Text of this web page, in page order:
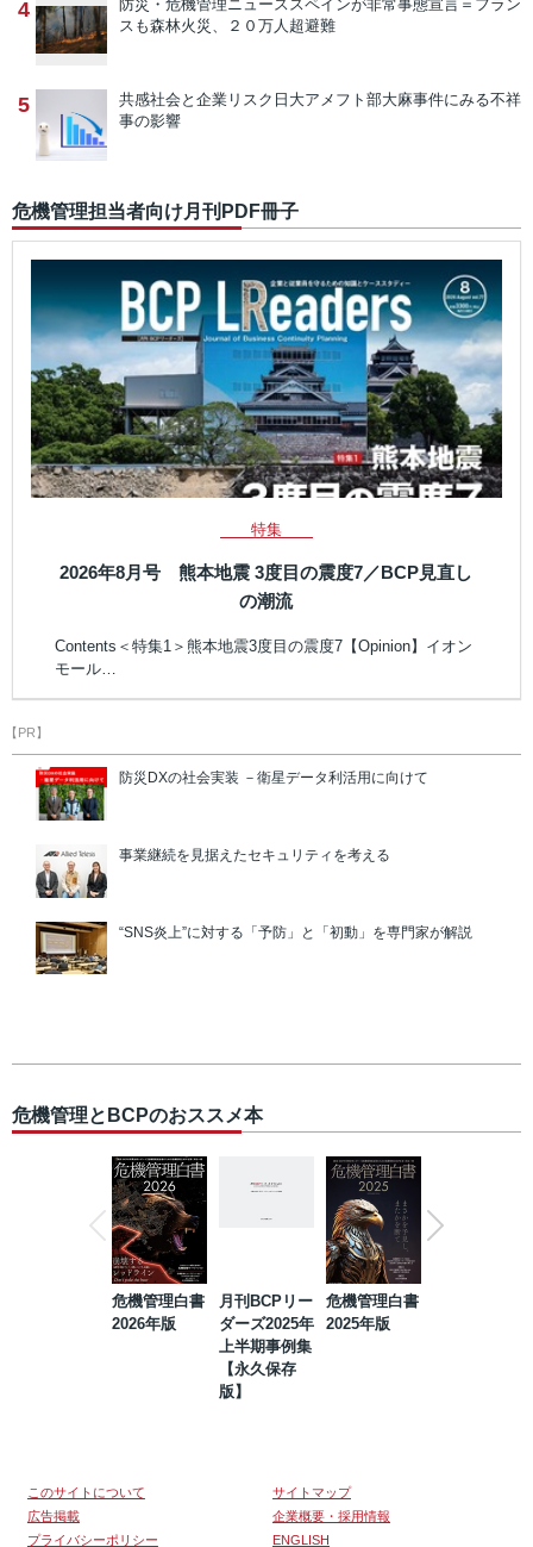
4 防災・危機管理ニューススペインが非常事態宣言＝フラン
スも森林火災、２０万人超避難
5 共感社会と企業リスク 日大アメフト部大麻事件にみる不祥
事の影響
危機管理担当者向け月刊PDF冊子
特集
2026年8月号 熊本地震 3度目の震度7／BCP見直し
の潮流
Contents＜特集1＞熊本地震3度目の震度7【Opinion】イオン
モール…
【PR】
防災DXの社会実装 －衛星データ利活用に向けて
事業継続を見据えたセキュリティを考える
“SNS炎上”に対する「予防」と「初動」を専門家が解説
危機管理とBCPのおススメ本
危機管理白書
2026年版
月刊BCPリー
ダーズ2025年
上半期事例集
【永久保存
版】
危機管理白書
2025年版
このサイトについて
サイトマップ
広告掲載
企業概要・採用情報
プライバシーポリシー
ENGLISH